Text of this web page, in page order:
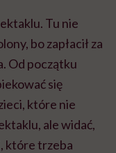
Tu nie
bo zapłacił za
Od początku
się
które nie
ale widać,
które trzeba